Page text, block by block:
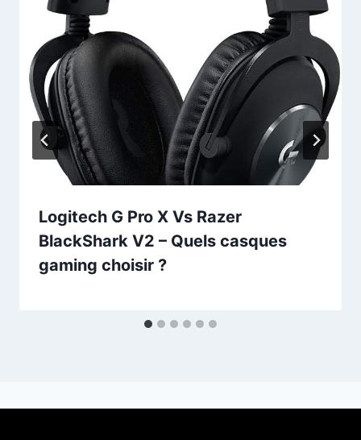
Logitech G Pro X Vs Razer
BlackShark V2 – Quels casques
gaming choisir ?